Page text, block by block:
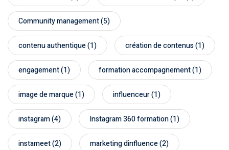
Community management(5)
contenu authentique(1) création de contenus(1)
engagement(1) formation accompagnement(1)
image de marque(1) influenceur(1)
instagram(4) Instagram 360 formation(1)
instameet(2) marketing dinfluence(2)